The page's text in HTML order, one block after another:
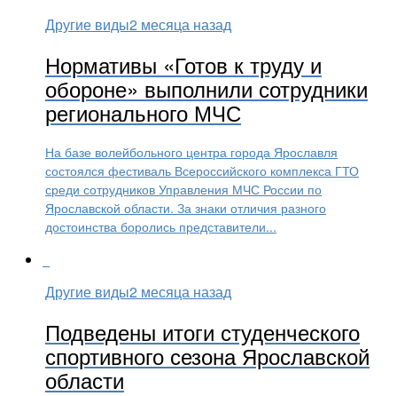
Другие виды2 месяца назад
Нормативы «Готов к труду и
обороне» выполнили сотрудники
регионального МЧС
На базе волейбольного центра города Ярославля
состоялся фестиваль Всероссийского комплекса ГТО
среди сотрудников Управления МЧС России по
Ярославской области. За знаки отличия разного
достоинства боролись представители...
Другие виды2 месяца назад
Подведены итоги студенческого
спортивного сезона Ярославской
области